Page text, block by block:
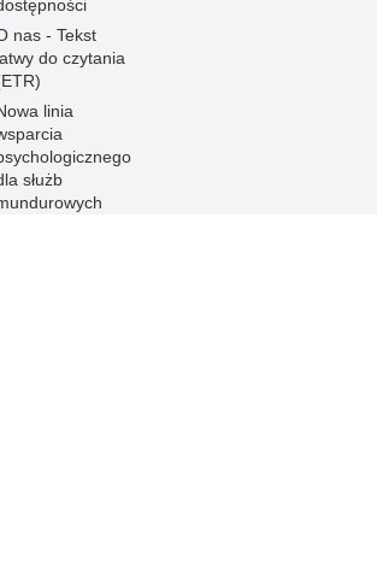
nas - Tekst
do czytania
linia
służb